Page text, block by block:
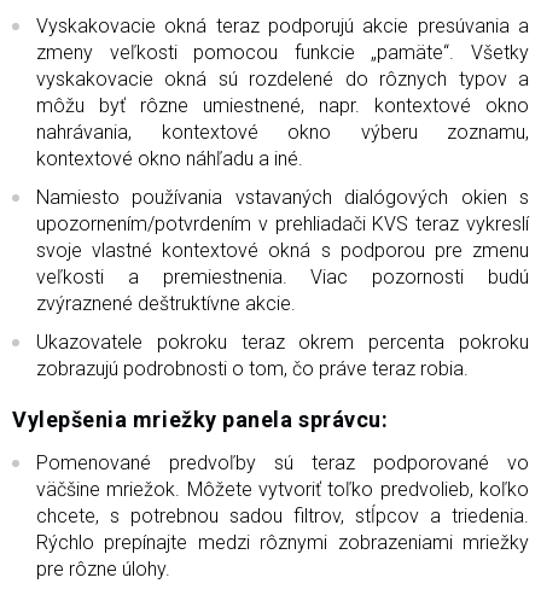
Vyskakovacie okná teraz podporujú akcie presúvania a
zmeny veľkosti pomocou funkcie „pamäte“. Všetky
vyskakovacie okná sú rozdelené do rôznych typov a
môžu byť rôzne umiestnené, napr. kontextové okno
nahrávania, kontextové okno výberu zoznamu,
kontextové okno náhľadu a iné.
Namiesto používania vstavaných dialógových okien s
upozornením/potvrdením v prehliadači KVS teraz vykreslí
svoje vlastné kontextové okná s podporou pre zmenu
veľkosti a premiestnenia. Viac pozornosti budú
zvýraznené deštruktívne akcie.
Ukazovatele pokroku teraz okrem percenta pokroku
zobrazujú podrobnosti o tom, čo práve teraz robia.
Vylepšenia mriežky panela správcu:
Pomenované predvoľby sú teraz podporované vo
väčšine mriežok. Môžete vytvoriť toľko predvolieb, koľko
chcete, s potrebnou sadou filtrov, stĺpcov a triedenia.
Rýchlo prepínajte medzi rôznymi zobrazeniami mriežky
pre rôzne úlohy.